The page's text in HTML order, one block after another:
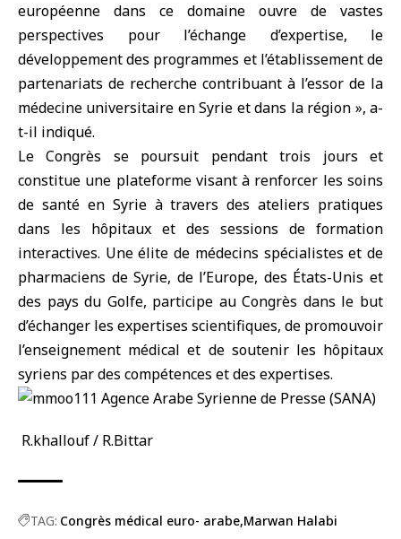
européenne dans ce domaine ouvre de vastes
perspectives pour l’échange d’expertise, le
développement des programmes et l’établissement de
partenariats de recherche contribuant à l’essor de la
médecine universitaire en Syrie et dans la région », a-
t-il indiqué.
Le Congrès se poursuit pendant trois jours et
constitue une plateforme visant à renforcer les soins
de santé en Syrie à travers des ateliers pratiques
dans les hôpitaux et des sessions de formation
interactives. Une élite de médecins spécialistes et de
pharmaciens de Syrie, de l’Europe, des États-Unis et
des pays du Golfe, participe au Congrès dans le but
d’échanger les expertises scientifiques, de promouvoir
l’enseignement médical et de soutenir les hôpitaux
syriens par des compétences et des expertises.
R.khallouf / R.Bittar
TAG: Congrès médical euro- arabe Marwan Halabi